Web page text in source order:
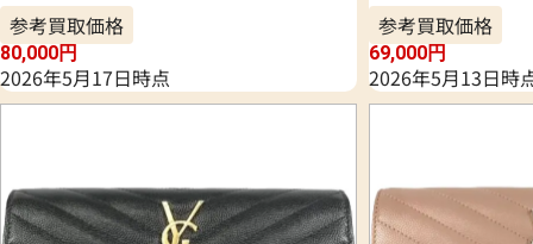
参考買取価格
80,000円
2026年5月17日時点
参考買取価格
69,000円
2026年5月13日時